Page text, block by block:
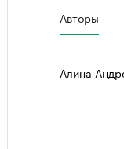
Авторы
Алина